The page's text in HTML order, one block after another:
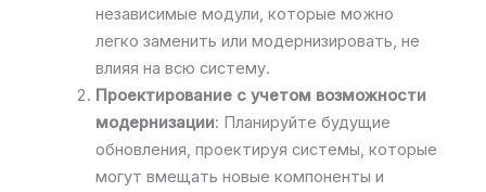
независимые модули, которые можно
легко заменить или модернизировать, не
влияя на всю систему.
Проектирование с учетом возможности
модернизации: Планируйте будущие
обновления, проектируя системы, которые
могут вмещать новые компоненты и